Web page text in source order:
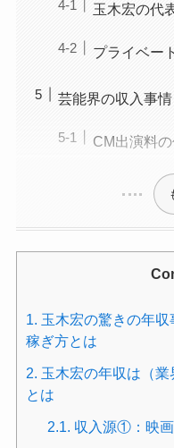
玉木宏の代
プライベー
芸能界の収入事
CM出演料
1. 玉木宏の驚きの年
稼ぎ方とは
2. 玉木宏の年収は（
とは
2.1. 収入源①：映画